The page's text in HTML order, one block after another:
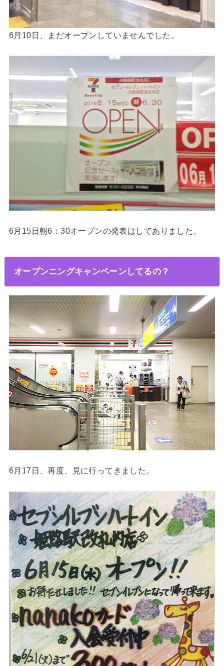
6月10日、まだオープンしていませんでした。
6月15日朝6：30オープンの発表はしてありました。
オープンニングキャンペーンしてるの？
6月17日、再度、見に行ってきました。